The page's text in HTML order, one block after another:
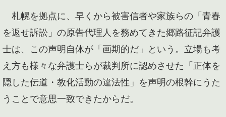
札幌を拠点に、早くから被害信者や家族らの「青春
を返せ訴訟」の原告代理人を務めてきた郷路征記弁護
士は、この声明自体が「画期的だ」という。立場も考
え方も様々な弁護士らが裁判所に認めさせた「正体を
隠した伝道・教化活動の違法性」を声明の根幹にうた
うことで意思一致できたからだ。